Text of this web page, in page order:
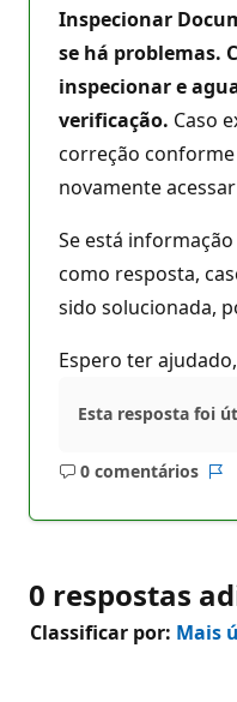
Inspecionar
se há problemas.
inspecionar e
verificação. Caso
correção
novamente
Se está
como resposta,
sido solucionada,
Espero ter
Esta resposta foi
0 comentários
Sem
0 respostas
Classificar por: Mais